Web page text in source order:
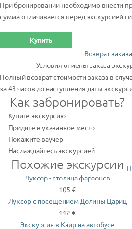
При бронировании необходимо внести
сумма оплачивается перед экскурсией
Купить
Возврат заказа
Условия отмены заказа
Полный возврат стоимости заказа в
за 48 часов до наступления даты
Как забронировать?
Купите экскурсию
Придите в указанное место
Покажите ваучер
Наслаждайтесь экскурсией
Похожие экскурсии
Луксор - столица фараонов
105 €
Луксор с посещением Долины Цариц
112 €
Экскурсия в Каир на автобусе